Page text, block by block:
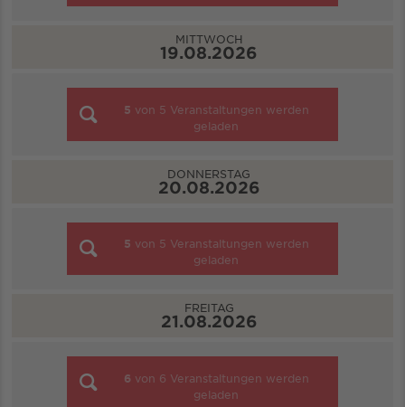
MITTWOCH
19.08.2026
5 von 5 Veranstaltungen werden
geladen
DONNERSTAG
20.08.2026
5 von 5 Veranstaltungen werden
geladen
FREITAG
21.08.2026
6 von 6 Veranstaltungen werden
geladen